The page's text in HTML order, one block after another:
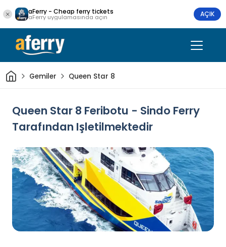
aFerry - Cheap ferry tickets
aFerry uygulamasında açın AÇIK
Ev Gemiler Queen Star 8
Queen Star 8 Feribotu - Sindo Ferry
Tarafından Işletilmektedir